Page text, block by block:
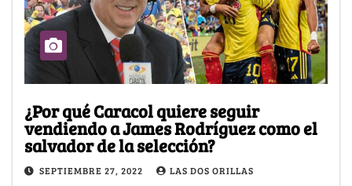
¿Por qué Caracol quiere seguir
vendiendo a James Rodríguez como el
salvador de la selección?
SEPTIEMBRE 27, 2022 LAS DOS ORILLAS